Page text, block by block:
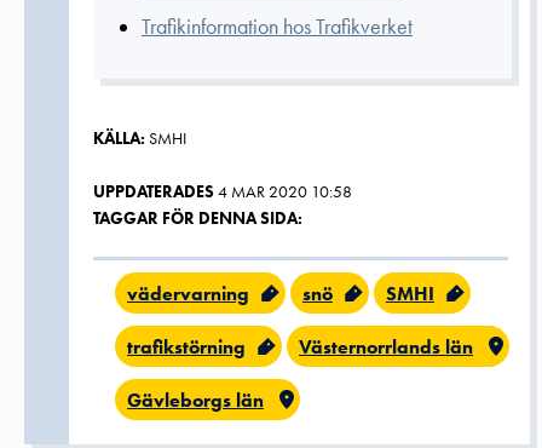
Trafikinformation hos Trafikverket
KÄLLA: SMHI
UPPDATERADES4 MAR 2020 10:58
TAGGAR FÖR DENNA SIDA:
vädervarning snö SMHI
trafikstörning Västernorrlands län
Gävleborgs län